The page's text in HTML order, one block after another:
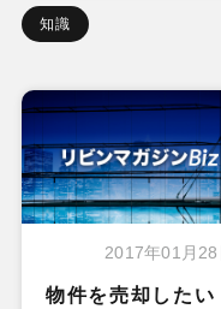
知識
2017年01月28
物件を売却したい